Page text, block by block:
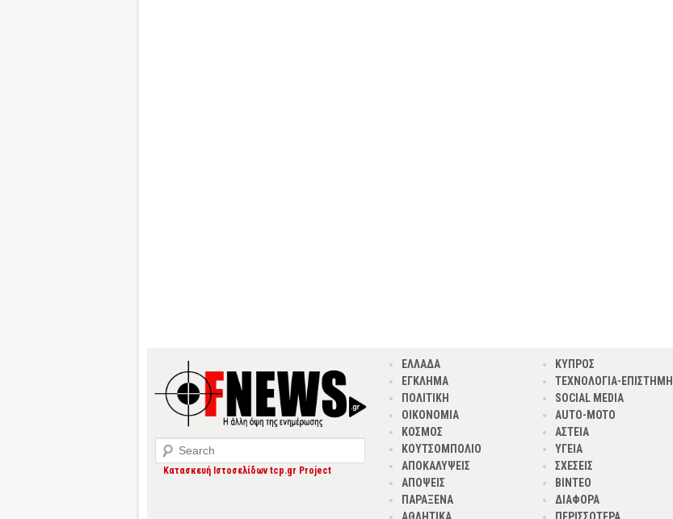
Search
Κατασκευή Ιστοσελίδων tcp.gr Project
ΕΛΛΑΔΑ
ΕΓΚΛΗΜΑ
ΠΟΛΙΤΙΚΗ
ΟΙΚΟΝΟΜΙΑ
ΚΟΣΜΟΣ
ΚΟΥΤΣΟΜΠΟΛΙΟ
ΑΠΟΚΑΛΥΨΕΙΣ
ΑΠΟΨΕΙΣ
ΠΑΡΑΞΕΝΑ
ΑΘΛΗΤΙΚΑ
ΚΥΠΡΟΣ
ΤΕΧΝΟΛΟΓΙΑ-ΕΠΙΣΤΗΜΗ
SOCIAL MEDIA
AUTO-MOTO
ΑΣΤΕΙΑ
ΥΓΕΙΑ
ΣΧΕΣΕΙΣ
ΒΙΝΤΕΟ
ΔΙΑΦΟΡΑ
ΠΕΡΙΣΣΟΤΕΡΑ